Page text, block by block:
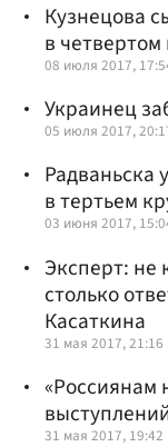
Кузнецова
в
08 июля 2017,
Украинец
05 июля 2017,
Радваньска
в тертьем
03 июня 2017,
Эксперт: не
столько
Касаткина
31 мая 2017, 21:16
«Россиянам
31 мая 2017, 19:42